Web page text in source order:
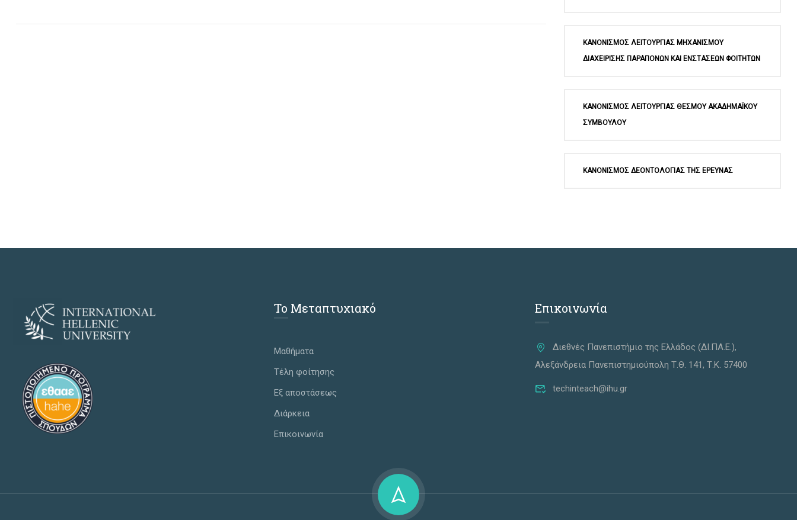
ΚΑΝΟΝΙΣΜΟΣ ΛΕΙΤΟΥΡΓΙΑΣ ΜΗΧΑΝΙΣΜΟΥ
ΔΙΑΧΕΙΡΙΣΗΣ ΠΑΡΑΠΟΝΩΝ ΚΑΙ ΕΝΣΤΑΣΕΩΝ ΦΟΙΤΗΤΩΝ
ΚΑΝΟΝΙΣΜΟΣ ΛΕΙΤΟΥΡΓΙΑΣ ΘΕΣΜΟΥ ΑΚΑΔΗΜΑΪΚΟΥ
ΣΥΜΒΟΥΛΟΥ
ΚΑΝΟΝΙΣΜΟΣ ΔΕΟΝΤΟΛΟΓΙΑΣ ΤΗΣ ΕΡΕΥΝΑΣ
Το Μεταπτυχιακό
Μαθήματα
Τέλη φοίτησης
Εξ αποστάσεως
Διάρκεια
Επικοινωνία
Επικοινωνία
Διεθνές Πανεπιστήμιο της Ελλάδος (ΔΙ.ΠΑ.Ε.),
Αλεξάνδρεια Πανεπιστημιούπολη Τ.Θ. 141, Τ.Κ. 57400
techinteach@ihu.gr